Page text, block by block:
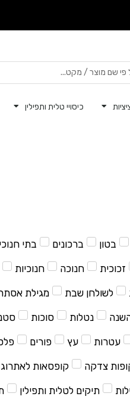
כיסויי טלית ותפילין
בטון ברכונים בתי
זכוכית חנוכה חנוכיות
לשולחן שבת מגילת
נטלות סוכות
עטרות עץ פורים
צדקה קופסאות לאתרוג
תיקים לטלית ותפילין